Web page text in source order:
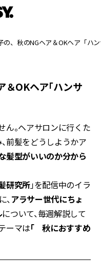
の、秋のNGヘア＆OKヘア「ハ
＆OKヘア「ハンサ
ん。ヘアサロンに行くた
前髪をどうしようかア
髪型がいいのか分から
研究所」を配信中のイラ
、アラサー世代にちょ
について、毎週解説して
ーマは「 秋におすすめ